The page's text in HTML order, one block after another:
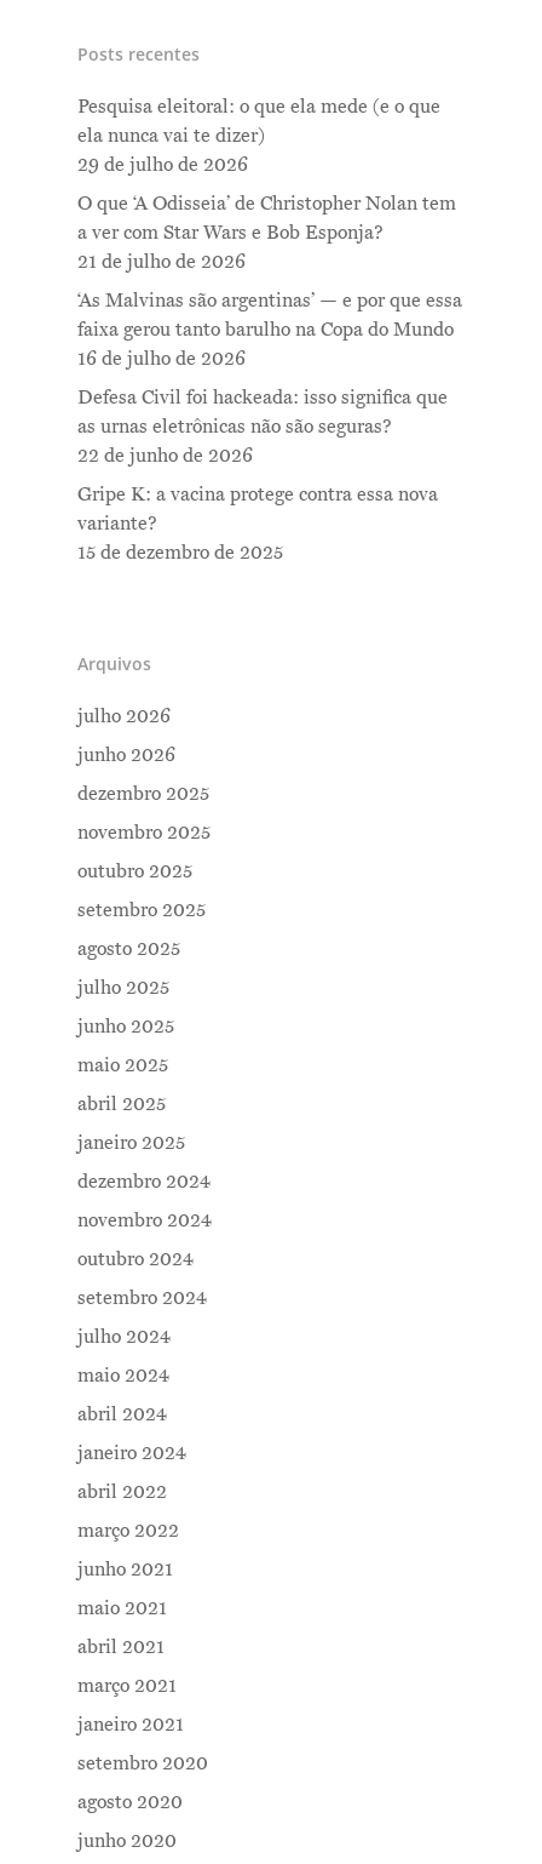
Posts recentes
Pesquisa eleitoral: o que ela mede (e o que
ela nunca vai te dizer)
29 de julho de 2026
O que ‘A Odisseia’ de Christopher Nolan tem
a ver com Star Wars e Bob Esponja?
21 de julho de 2026
‘As Malvinas são argentinas’ — e por que essa
faixa gerou tanto barulho na Copa do Mundo
16 de julho de 2026
Defesa Civil foi hackeada: isso significa que
as urnas eletrônicas não são seguras?
22 de junho de 2026
Gripe K: a vacina protege contra essa nova
variante?
15 de dezembro de 2025
Arquivos
julho 2026
junho 2026
dezembro 2025
novembro 2025
outubro 2025
setembro 2025
agosto 2025
julho 2025
junho 2025
maio 2025
abril 2025
janeiro 2025
dezembro 2024
novembro 2024
outubro 2024
setembro 2024
julho 2024
maio 2024
abril 2024
janeiro 2024
abril 2022
março 2022
junho 2021
maio 2021
abril 2021
março 2021
janeiro 2021
setembro 2020
agosto 2020
junho 2020